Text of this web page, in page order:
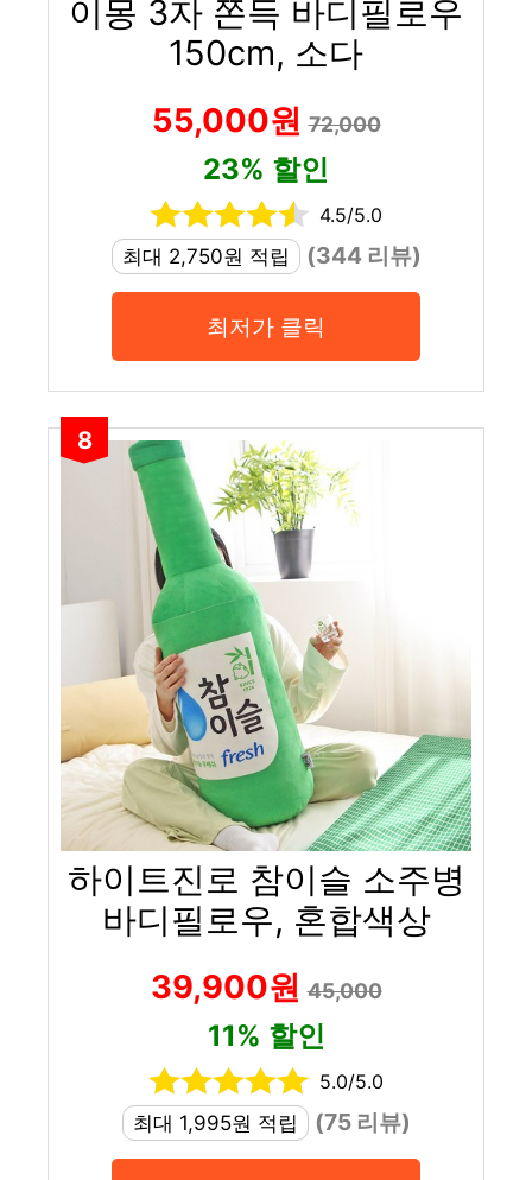
이몽 3자 쫀득 바디필로우
150cm, 소다
55,000원72,000
23% 할인
4.5/5.0
최대 2,750원 적립
(344 리뷰)
최저가 클릭
8
하이트진로 참이슬 소주병
바디필로우, 혼합색상
39,900원45,000
11% 할인
5.0/5.0
최대 1,995원 적립
(75 리뷰)